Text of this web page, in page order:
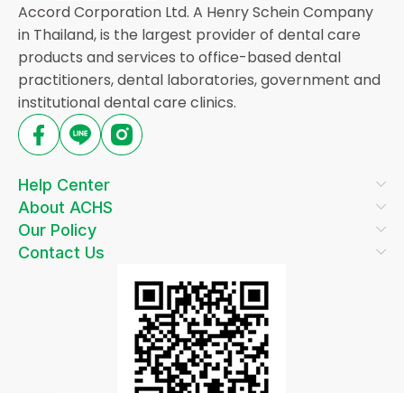
Accord Corporation Ltd. A Henry Schein Company
in Thailand, is the largest provider of dental care
products and services to office-based dental
practitioners, dental laboratories, government and
institutional dental care clinics.
Help Center
About ACHS
Our Policy
Contact Us